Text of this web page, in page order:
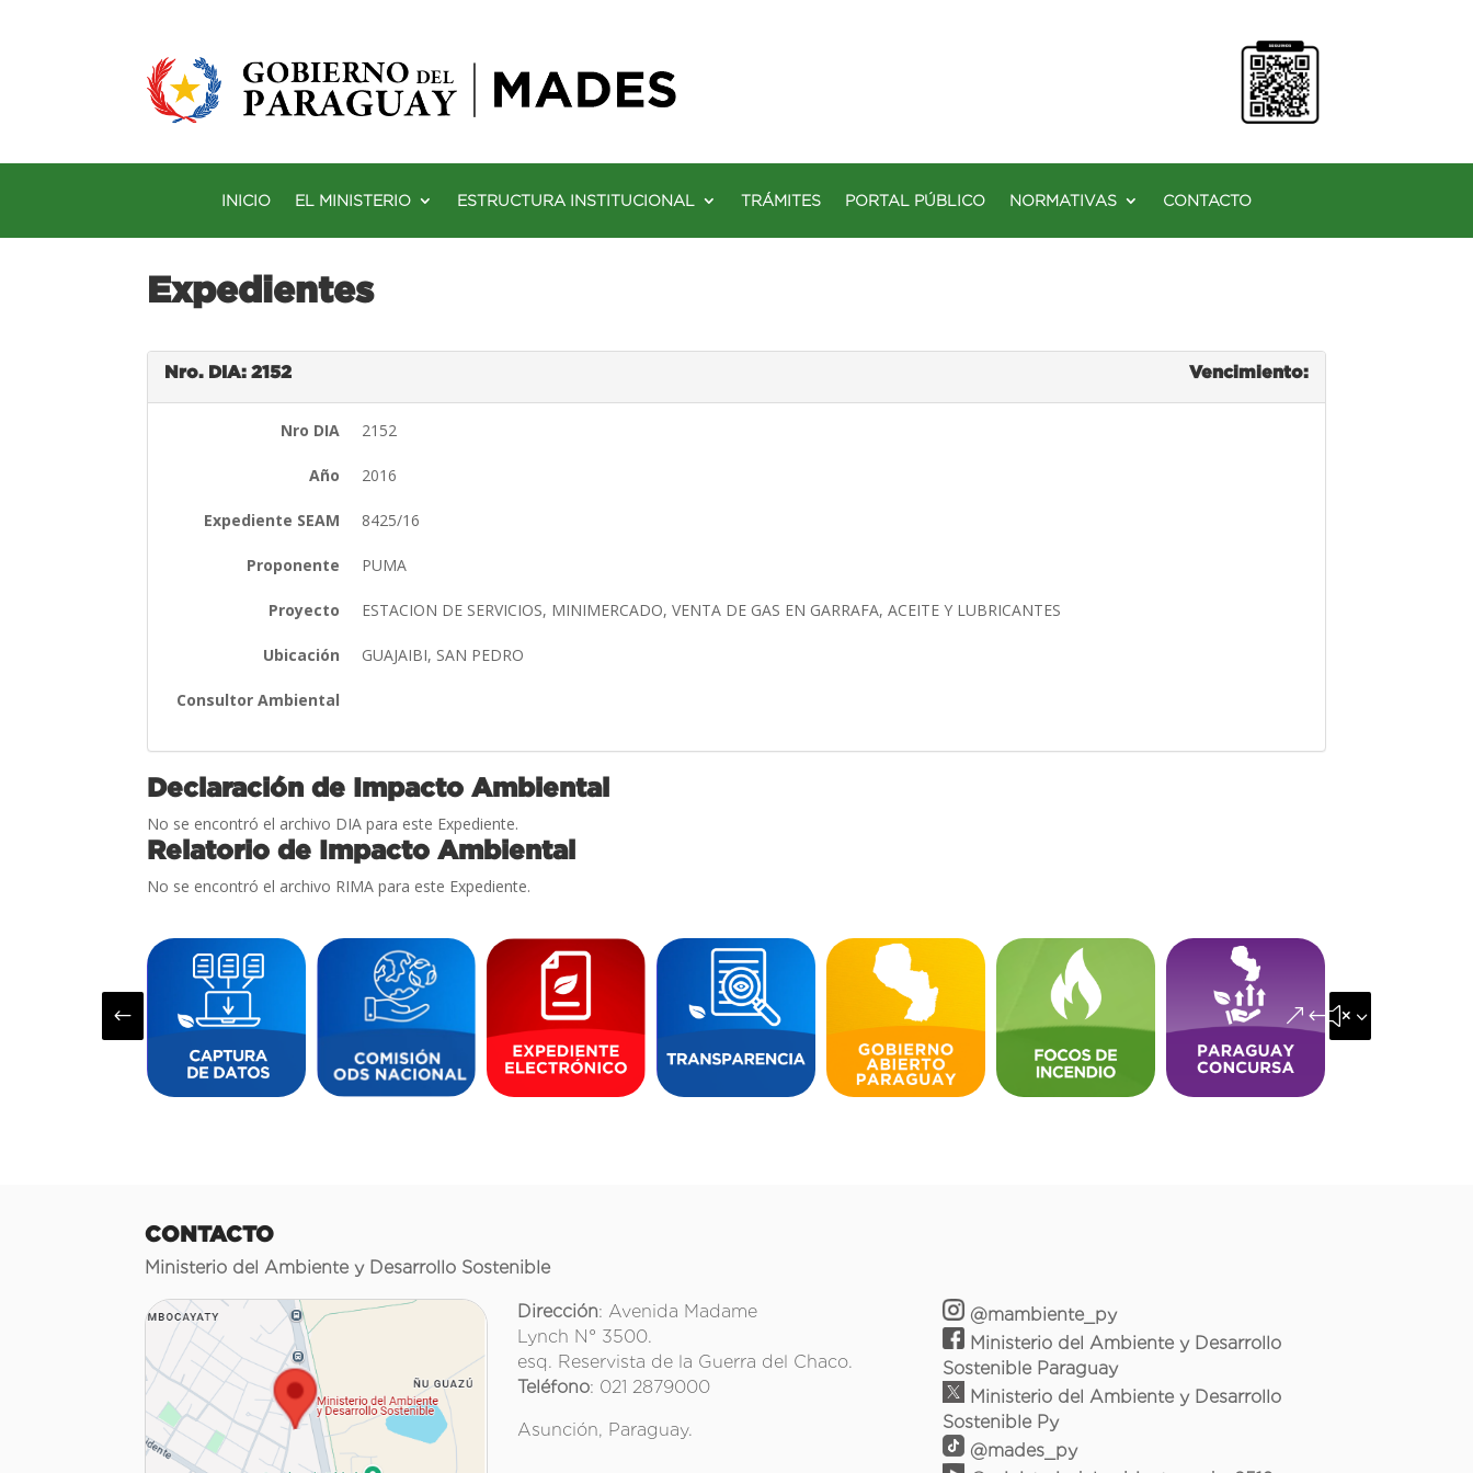
INICIO EL MINISTERIO ESTRUCTURA INSTITUCIONAL TRÁMITES PORTAL PÚBLICO NORMATIVAS CONTACTO
Expedientes
Nro. DIA: 2152 Vencimiento:
Nro DIA 2152
Año 2016
Expediente SEAM 8425/16
Proponente PUMA
Proyecto ESTACION DE SERVICIOS, MINIMERCADO, VENTA DE GAS EN GARRAFA, ACEITE Y LUBRICANTES
Ubicación GUAJAIBI, SAN PEDRO
Consultor Ambiental
Declaración de Impacto Ambiental
No se encontró el archivo DIA para este Expediente.
Relatorio de Impacto Ambiental
No se encontró el archivo RIMA para este Expediente.
# &#x35;
CONTACTO
Ministerio del Ambiente y Desarrollo Sostenible
Dirección: Avenida Madame
Lynch N° 3500.
esq. Reservista de la Guerra del Chaco.
Teléfono: 021 2879000
Asunción, Paraguay.
@mambiente_py
Ministerio del Ambiente y Desarrollo
Sostenible Paraguay
Ministerio del Ambiente y Desarrollo
Sostenible Py
@mades_py